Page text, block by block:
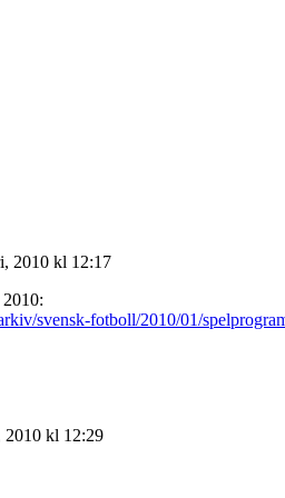
2010 kl 12:17
svensk-fotboll/2010/01/
2010 kl 12:29